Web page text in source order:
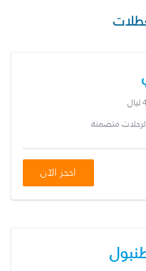
الرحلات متضمنة
احجز الآن